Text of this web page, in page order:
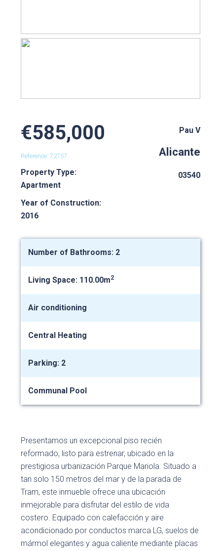
€585,000
Reference: 72757
Property Type:
Apartment
Year of Construction:
2016
Pau V
Alicante
03540
Number of Bathrooms: 2
Living Space: 110.00m2
Air conditioning
Central Heating
Parking: 2
Communal Pool
Presentamos un excepcional piso recién
reformado, listo para estrenar, ubicado en la
prestigiosa urbanización Parque Mariola. Situado a
tan solo 150 metros del mar y de la parada de
Tram, este inmueble ofrece una ubicación
inmejorable para disfrutar del estilo de vida
costero. Equipado con calefacción y aire
acondicionado por conductos marca LG, suelos de
mármol elegantes y agua caliente mediante placas